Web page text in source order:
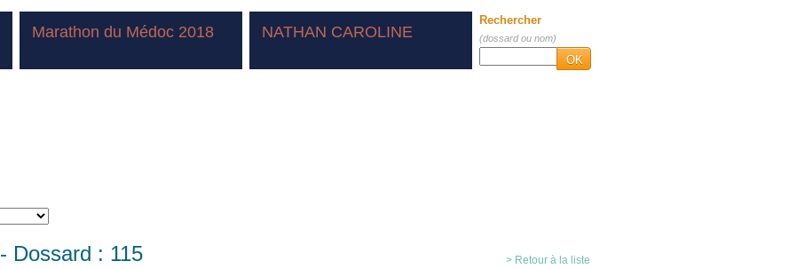
Marathon du Médoc 2018 NATHAN CAROLINE
Rechercher
(dossard ou nom)
OK
- Dossard : 115 > Retour à la liste